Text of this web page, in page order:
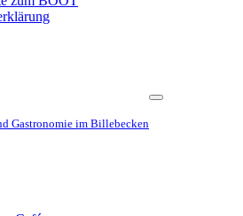
Gastronomie im Billebecken
Navigationsmenü